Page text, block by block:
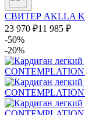
СВИТЕР AKLLA
23 970 ₽11 985 ₽
-50%
-20%